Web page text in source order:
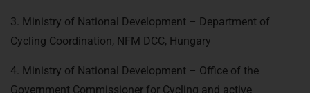
3. Ministry of National Development – Department of
Cycling Coordination, NFM DCC, Hungary
4. Ministry of National Development – Office of the
Government Commissioner for Cycling and active